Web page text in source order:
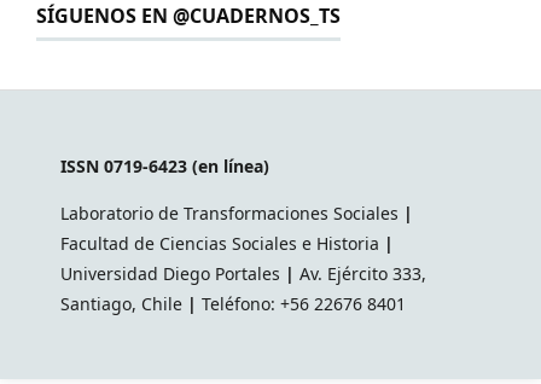
SÍGUENOS EN @CUADERNOS_TS
ISSN 0719-6423 (en línea)
Laboratorio de Transformaciones Sociales |
Facultad de Ciencias Sociales e Historia |
Universidad Diego Portales | Av. Ejército 333,
Santiago, Chile | Teléfono: +56 22676 8401